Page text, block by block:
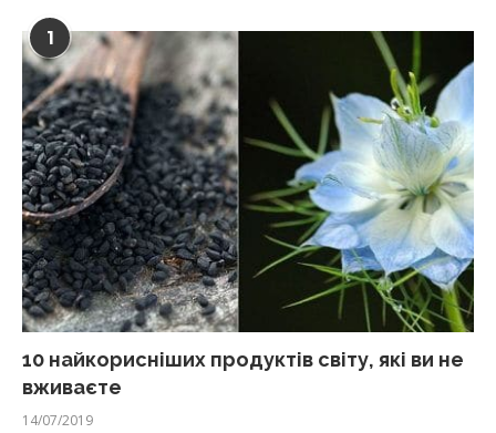
1
10 найкорисніших продуктів світу, які ви не
вживаєте
14/07/2019